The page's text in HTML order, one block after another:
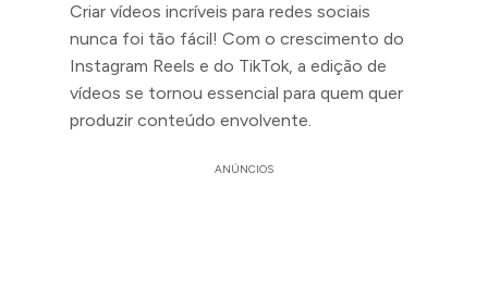
Criar vídeos incríveis para redes sociais
nunca foi tão fácil! Com o crescimento do
Instagram Reels e do TikTok, a edição de
vídeos se tornou essencial para quem quer
produzir conteúdo envolvente.
ANÚNCIOS